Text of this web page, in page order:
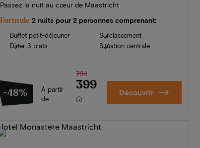
Passez la nuit au cœur de Maastricht
Formule 2 nuits pour 2 personnes comprenant:
Buffet petit-déjeuner
Dîner 3 plats
Surclassement
Situation centrale
-48%
À partir
de
764
399 Découvrir